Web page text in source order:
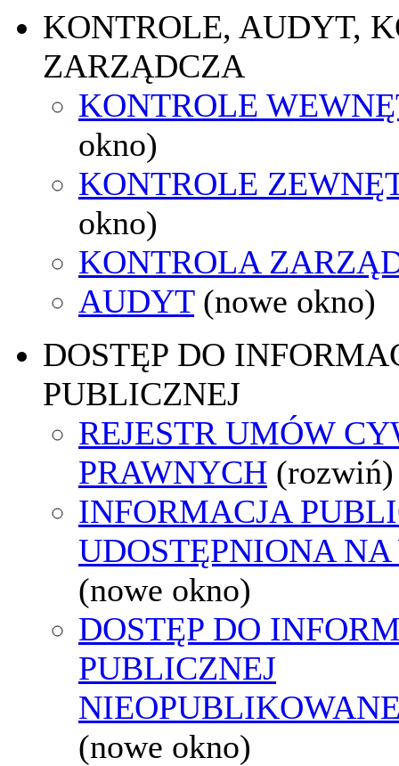
KONTROLE, AUDYT,
ZARZĄDCZA
KONTROLE
okno)
KONTROLE
okno)
KONTROLA
AUDYT (nowe okno)
DOSTĘP DO
PUBLICZNEJ
REJESTR UMÓW
PRAWNYCH (rozwiń)
INFORMACJA
UDOSTĘPNIONA
(nowe okno)
DOSTĘP DO
PUBLICZNEJ
(nowe okno)